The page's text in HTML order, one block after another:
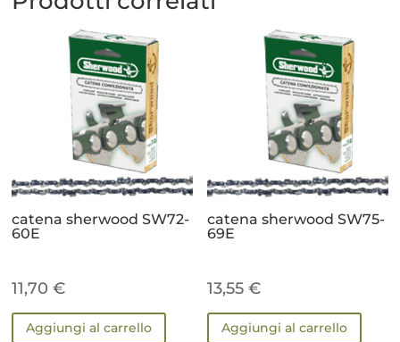
catena sherwood SW72-
60E
11,70€
Aggiungi al carrello
catena sherwood SW75-
69E
13,55€
Aggiungi al carrello